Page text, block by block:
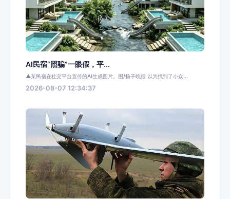
AI民宿“照骗”一眼假，平...
▲某民宿在社交平台宣传的AI生成图片。图/扬子晚报 以为找到了小众...
2026-08-07 12:34:37